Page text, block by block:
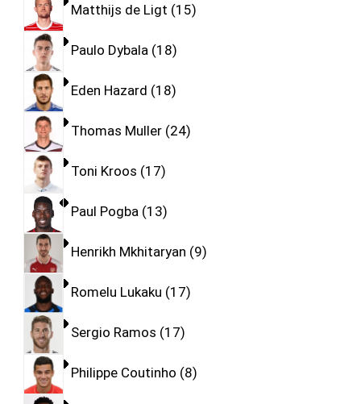
Matthijs de Ligt 15
Paulo Dybala 18
Eden Hazard 18
Thomas Muller 24
Toni Kroos 17
Paul Pogba 13
Henrikh Mkhitaryan 9
Romelu Lukaku 17
Sergio Ramos 17
Philippe Coutinho 8